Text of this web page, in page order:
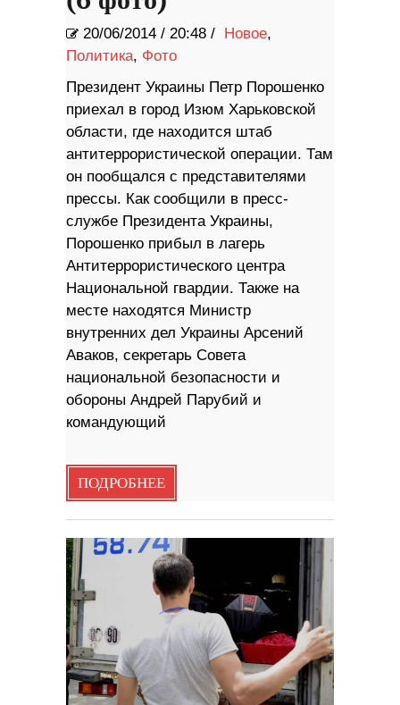
20/06/2014 / 20:48 / Новое,
Политика, Фото
Президент Украины Петр Порошенко
приехал в город Изюм Харьковской
области, где находится штаб
антитеррористической операции. Там
он пообщался с представителями
прессы. Как сообщили в пресс-
службе Президента Украины,
Порошенко прибыл в лагерь
Антитеррористического центра
Национальной гвардии. Также на
месте находятся Министр
внутренних дел Украины Арсений
Аваков, секретарь Совета
национальной безопасности и
обороны Андрей Парубий и
командующий
ПОДРОБНЕЕ